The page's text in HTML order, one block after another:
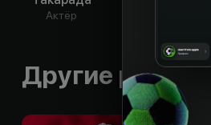
Актёр
Другие